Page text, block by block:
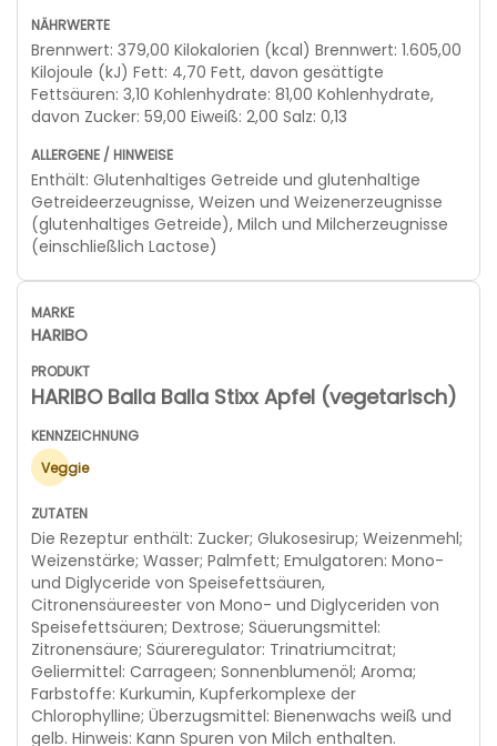
Brennwert: 379,00 Kilokalorien (kcal) Brennwert: 1.605,00
Kilojoule (kJ) Fett: 4,70 Fett, davon gesättigte
Fettsäuren: 3,10 Kohlenhydrate: 81,00 Kohlenhydrate,
davon Zucker: 59,00 Eiweiß: 2,00 Salz: 0,13
Enthält: Glutenhaltiges Getreide und glutenhaltige
Getreideerzeugnisse, Weizen und Weizenerzeugnisse
(glutenhaltiges Getreide), Milch und Milcherzeugnisse
(einschließlich Lactose)
HARIBO
HARIBO Balla Balla Stixx Apfel (vegetarisch)
Veggie
Die Rezeptur enthält: Zucker; Glukosesirup; Weizenmehl;
Weizenstärke; Wasser; Palmfett; Emulgatoren: Mono-
und Diglyceride von Speisefettsäuren,
Citronensäureester von Mono- und Diglyceriden von
Speisefettsäuren; Dextrose; Säuerungsmittel:
Zitronensäure; Säureregulator: Trinatriumcitrat;
Geliermittel: Carrageen; Sonnenblumenöl; Aroma;
Farbstoffe: Kurkumin, Kupferkomplexe der
Chlorophylline; Überzugsmittel: Bienenwachs weiß und
gelb. Hinweis: Kann Spuren von Milch enthalten.